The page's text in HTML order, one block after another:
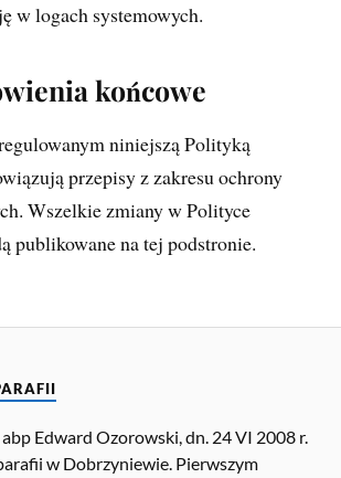
w logach systemowych.
końcowe
niniejszą Polityką
przepisy z zakresu ochrony
Wszelkie zmiany w Polityce
publikowane na tej podstronie.
Edward Ozorowski, dn. 24 VI 2008 r.
w Dobrzyniewie. Pierwszym